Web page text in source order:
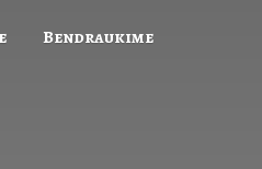
Bendraukime